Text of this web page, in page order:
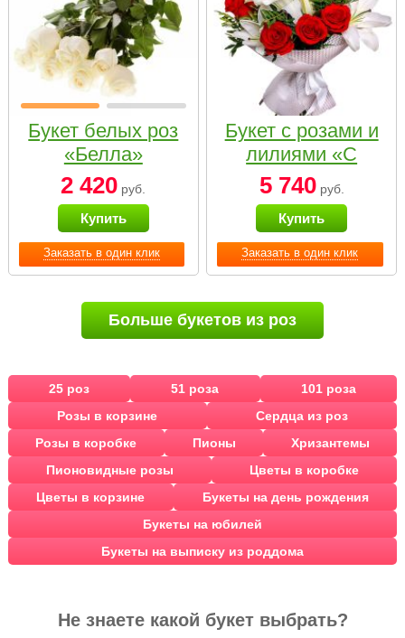
Заказать в один клик
Букет белых роз
«Белла»
2 420 руб.
Купить
Заказать в один клик
Букет с розами и
лилиями «С
наилучшими
пожеланиями»
5 740руб.
Купить
Больше букетов из роз
25 роз 51 роза
101 роза
Розы в корзине
Сердца из роз
Розы в коробке
Пионы
Хризантемы
Пионовидные розы
Цветы в коробке
Цветы в корзине
Букеты на день рождения
Букеты на юбилей
Букеты на выписку из роддома
Не знаете какой букет выбрать?